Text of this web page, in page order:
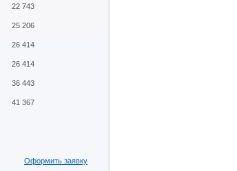
22 743
25 206
26 414
26 414
36 443
41 367
Оформить заявку